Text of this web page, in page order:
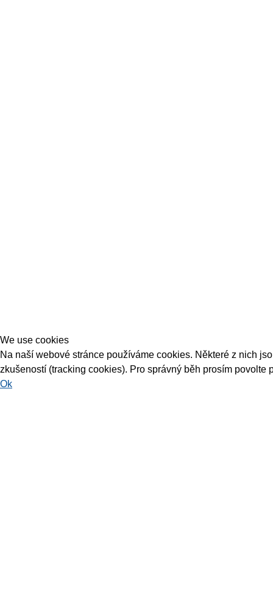
We use cookies
Na naší webové stránce používáme cookies. Některé z nich
zkušeností (tracking cookies). Pro správný běh prosím povolte
Ok